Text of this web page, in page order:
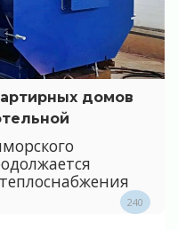
домов
240